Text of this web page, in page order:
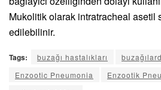
Mukolitik olarak intratracheal asetil
edilebilinir.
Tags: buzağı hastalıkları
Enzootic Pneumonia
Enzootik